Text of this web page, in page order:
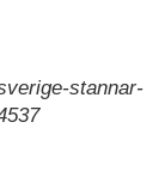
stannar-